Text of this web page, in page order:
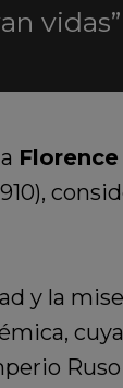
vidas”
Florence
y la